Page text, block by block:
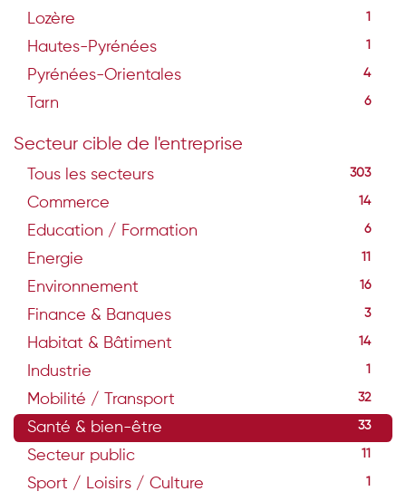
Lozère 1
Hautes-Pyrénées 1
Pyrénées-Orientales 4
Tarn 6
Secteur cible de l'entreprise
Tous les secteurs 303
Commerce 14
Education / Formation 6
Energie 11
Environnement 16
Finance & Banques 3
Habitat & Bâtiment 14
Industrie 1
Mobilité / Transport 32
Santé & bien-être 33
Secteur public 11
Sport / Loisirs / Culture 1